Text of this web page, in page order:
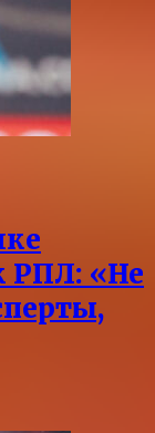
РПЛ: «Не